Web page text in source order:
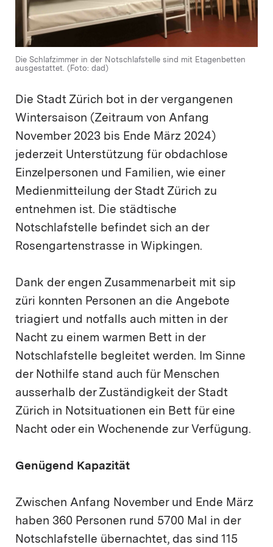
Die Schlafzimmer in der Notschlafstelle sind mit Etagenbetten
ausgestattet. (Foto: dad)
Die Stadt Zürich bot in der vergangenen
Wintersaison (Zeitraum von Anfang
November 2023 bis Ende März 2024)
jederzeit Unterstützung für obdachlose
Einzelpersonen und Familien, wie einer
Medienmitteilung der Stadt Zürich zu
entnehmen ist. Die städtische
Notschlafstelle befindet sich an der
Rosengartenstrasse in Wipkingen.
Dank der engen Zusammenarbeit mit sip
züri konnten Personen an die Angebote
triagiert und notfalls auch mitten in der
Nacht zu einem warmen Bett in der
Notschlafstelle begleitet werden. Im Sinne
der Nothilfe stand auch für Menschen
ausserhalb der Zuständigkeit der Stadt
Zürich in Notsituationen ein Bett für eine
Nacht oder ein Wochenende zur Verfügung.
Genügend Kapazität
Zwischen Anfang November und Ende März
haben 360 Personen rund 5700 Mal in der
Notschlafstelle übernachtet, das sind 115